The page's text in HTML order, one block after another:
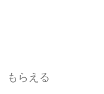
もらえる